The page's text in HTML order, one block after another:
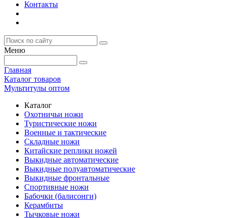
Контакты
Меню
Главная
Каталог товаров
Мультитулы оптом
Каталог
Охотничьи ножи
Туристические ножи
Военные и тактические
Складные ножи
Китайские реплики ножей
Выкидные автоматические
Выкидные полуавтоматические
Выкидные фронтальные
Спортивные ножи
Бабочки (балисонги)
Керамбиты
Тычковые ножи